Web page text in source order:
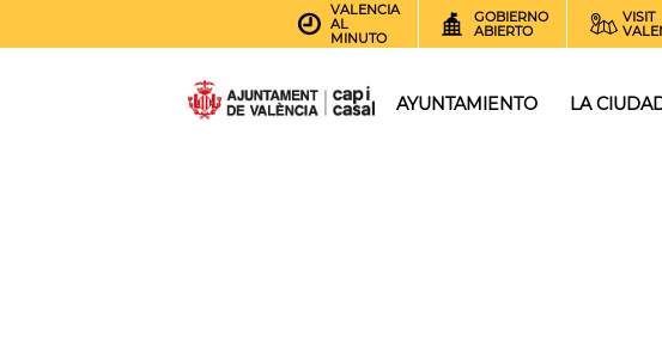
VALENCIA
AL
MINUTO
GOBIERNO
ABIERTO
VISIT
AYUNTAMIENTO LA